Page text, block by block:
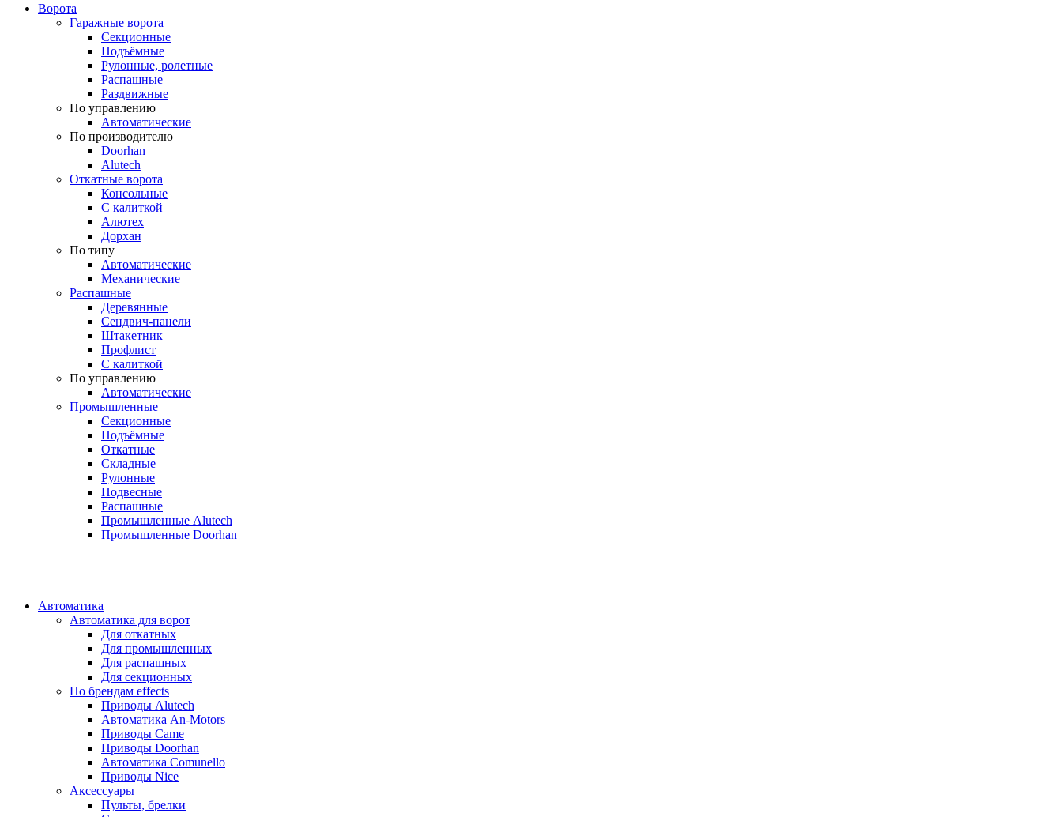
Ворота
Гаражные ворота
Секционные
Подъёмные
Рулонные, ролетные
Распашные
Раздвижные
По управлению
Автоматические
По производителю
Doorhan
Alutech
Откатные ворота
Консольные
С калиткой
Алютех
Дорхан
По типу
Автоматические
Механические
Распашные
Деревянные
Сендвич-панели
Штакетник
Профлист
С калиткой
По управлению
Автоматические
Промышленные
Секционные
Подъёмные
Откатные
Складные
Рулонные
Подвесные
Распашные
Промышленные Alutech
Промышленные Doorhan
Автоматика
Автоматика для ворот
Для откатных
Для промышленных
Для распашных
Для секционных
По брендам effects
Приводы Alutech
Автоматика An-Motors
Приводы Came
Приводы Doorhan
Автоматика Comunello
Приводы Nice
Аксессуары
Пульты, брелки